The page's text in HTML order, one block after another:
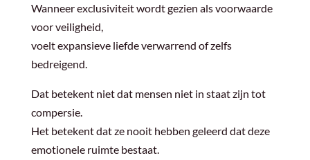
Wanneer exclusiviteit wordt gezien als voorwaarde
voor veiligheid,
voelt expansieve liefde verwarrend of zelfs
bedreigend.
Dat betekent niet dat mensen niet in staat zijn tot
compersie.
Het betekent dat ze nooit hebben geleerd dat deze
emotionele ruimte bestaat.